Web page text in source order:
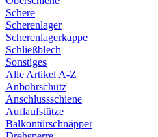
Schere
Scherenlager
Scherenlagerkappe
Schließblech
Sonstiges
Alle Artikel A-Z
Anbohrschutz
Anschlussschiene
Auflaufstütze
Balkontürschnäpper